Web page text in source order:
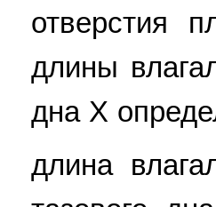
отверстия
длины
дна Х
длина